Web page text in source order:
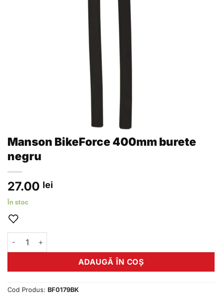
Manson BikeForce 400mm burete
negru
27.00 lei
În stoc
Cantitate Manson BikeForce 400mm burete negru
ADAUGĂ ÎN COȘ
Cod Produs: BF0179BK